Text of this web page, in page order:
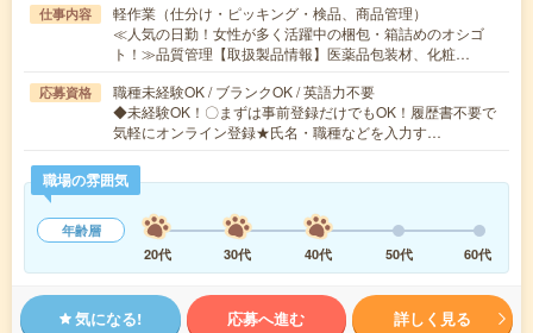
仕事内容
軽作業（仕分け・ピッキング・検品、商品管理）
≪人気の日勤！女性が多く活躍中の梱包・箱詰めのオシゴ
ト！≫品質管理【取扱製品情報】医薬品包装材、化粧…
応募資格
職種未経験OK / ブランクOK / 英語力不要
◆未経験OK！〇まずは事前登録だけでもOK！履歴書不要で
気軽にオンライン登録★氏名・職種などを入力す…
職場の雰囲気
年齢層
20代
30代 40代 50代 60代
気になる! 応募へ進む 詳しく見る